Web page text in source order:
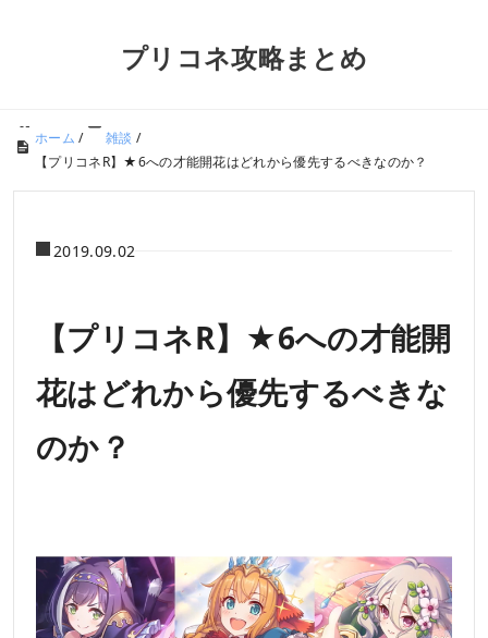
プリコネ攻略まとめ
ホーム / 雑談 /
【プリコネR】★6への才能開花はどれから優先するべきなのか？
2019.09.02
【プリコネR】★6への才能開
花はどれから優先するべきな
のか？